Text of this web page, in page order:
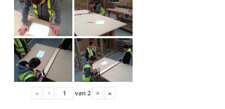
« < van 2 > »